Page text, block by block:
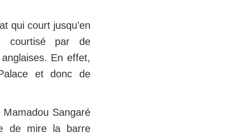
qui court jusqu’en
courtisé par de
En effet,
et donc de
Sangaré
de mire la barre